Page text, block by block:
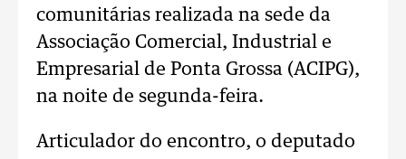
comunitárias realizada na sede da
Associação Comercial, Industrial e
Empresarial de Ponta Grossa (ACIPG),
na noite de segunda-feira.
Articulador do encontro, o deputado